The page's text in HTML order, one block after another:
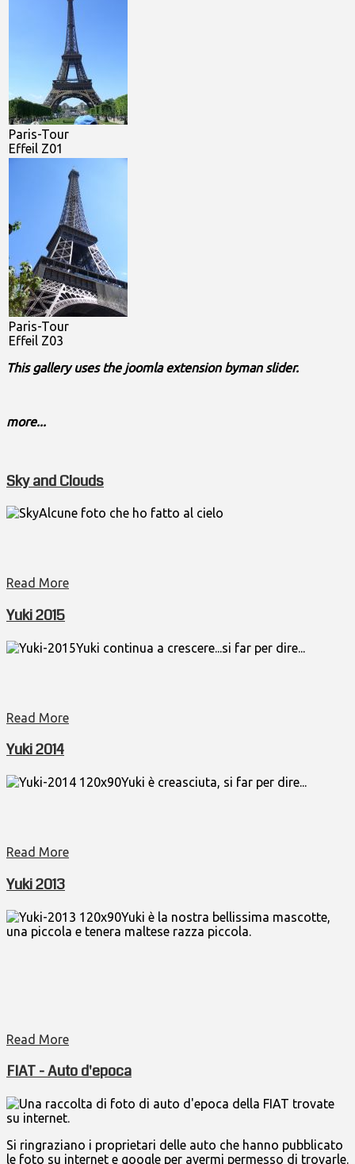
Paris-Tour
Effeil Z01
Paris-Tour
Effeil Z03
This gallery uses the joomla extension byman slider.
more...
Sky and Clouds
Alcune foto che ho fatto al cielo
Read More
Yuki 2015
Yuki continua a crescere...si far per dire...
Read More
Yuki 2014
Yuki è creasciuta, si far per dire...
Read More
Yuki 2013
Yuki è la nostra bellissima mascotte,
una piccola e tenera maltese razza piccola.
Read More
FIAT - Auto d'epoca
Una raccolta di foto di auto d'epoca della FIAT trovate
su internet.
Si ringraziano i proprietari delle auto che hanno pubblicato
le foto su internet e google per avermi permesso di trovarle.